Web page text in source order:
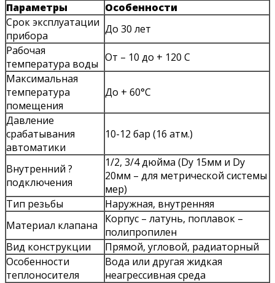
Параметры
Особенности
Срок эксплуатации
прибора
До 30 лет
Рабочая
температура воды От – 10 до + 120 C
Максимальная
температура
помещения
До + 60°C
Давление
срабатывания
автоматики
10-12 бар (16 атм.)
Внутренний ?
подключения
1/2, 3/4 дюйма (Dу 15мм и Dу
20мм – для метрической системы
мер)
Тип резьбы
Наружная, внутренняя
Материал клапана
Корпус – латунь, поплавок –
полипропилен
Вид конструкции
Прямой, угловой, радиаторный
Особенности
теплоносителя
Вода или другая жидкая
неагрессивная среда